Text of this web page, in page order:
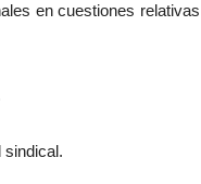
en cuestiones relativas
sindical.